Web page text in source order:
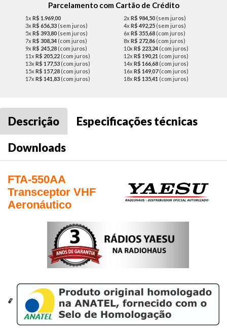
Parcelamento com Cartão de Crédito
1x R$ 1.969,00 2x R$ 984,50 (sem juros)
3x R$ 656,33 (sem juros) 4x R$ 492,25 (sem juros)
5x R$ 393,80 (sem juros) 6x R$ 355,68 (com juros)
7x R$ 308,34 (com juros) 8x R$ 272,86 (com juros)
9x R$ 245,28 (com juros) 10x R$ 223,24 (com juros)
11x R$ 205,22 (com juros) 12x R$ 190,21 (com juros)
13x R$ 177,53 (com juros) 14x R$ 166,68 (com juros)
15x R$ 157,28 (com juros) 16x R$ 149,07(com juros)
17x R$ 141,83 (com juros) 18x R$ 135,41 (com juros)
Descrição
Especificações técnicas
Downloads
FTA-550AA
Transceptor VHF
Aeronáutico